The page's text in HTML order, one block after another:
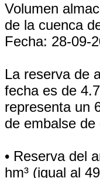
Volumen
de la cuenca
Fecha: 28-09-
La reserva de
fecha es de
representa un
de embalse
• Reserva del
hm³ (igual al